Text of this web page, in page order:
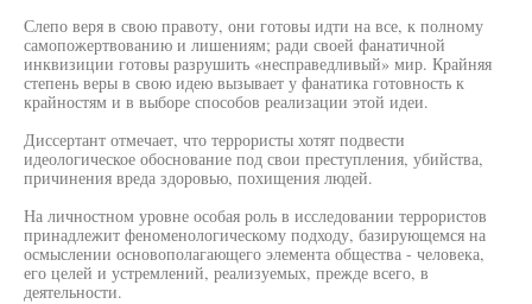
Слепо веря в свою правоту, они готовы идти на все, к полному
самопожертвованию и лишениям; ради своей фанатичной
инквизиции готовы разрушить «несправедливый» мир. Крайняя
степень веры в свою идею вызывает у фанатика готовность к
крайностям и в выборе способов реализации этой идеи.
Диссертант отмечает, что террористы хотят подвести
идеологическое обоснование под свои преступления, убийства,
причинения вреда здоровью, похищения людей.
На личностном уровне особая роль в исследовании террористов
принадлежит феноменологическому подходу, базирующемся на
осмыслении основополагающего элемента общества - человека,
его целей и устремлений, реализуемых, прежде всего, в
деятельности.